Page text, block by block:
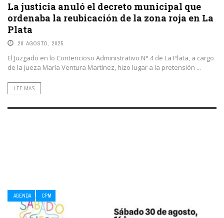
La justicia anuló el decreto municipal que
ordenaba la reubicación de la zona roja en La
Plata
28 AGOSTO, 2025
El Juzgado en lo Contencioso Administrativo N° 4 de La Plata, a cargo
de la jueza María Ventura Martínez, hizo lugar a la pretensión ...
LEE MAS
AGENDA CPM